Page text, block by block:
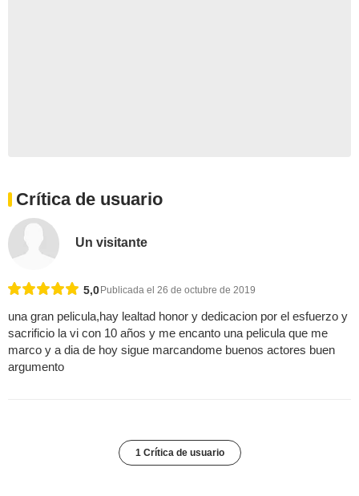
Crítica de usuario
Un visitante
5,0Publicada el 26 de octubre de 2019
una gran pelicula,hay lealtad honor y dedicacion por el esfuerzo y
sacrificio la vi con 10 años y me encanto una pelicula que me
marco y a dia de hoy sigue marcandome buenos actores buen
argumento
1 Crítica de usuario